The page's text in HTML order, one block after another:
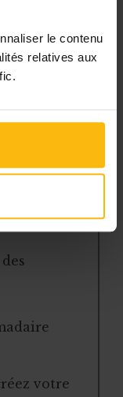
le contenu
relatives aux
actualisée
ASBL.
des
conseils
mis à jour
et
votre